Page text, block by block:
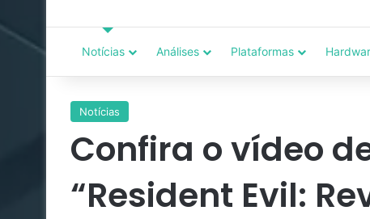
Notícias Análises Plataformas
Notícias
Confira o vídeo
“Resident Evil: